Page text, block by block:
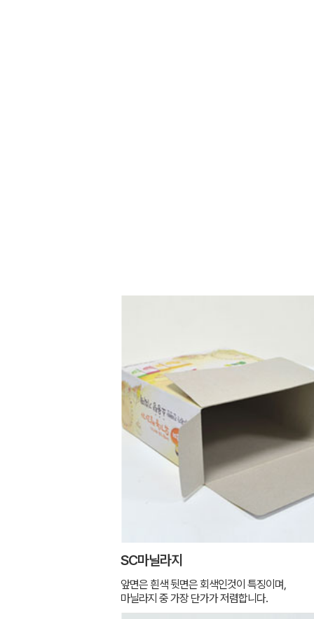
SC마닐라지
앞면은 흰색 뒷면은 회색인것이 특징이며,
마닐라지 중 가장 단가가 저렴합니다.